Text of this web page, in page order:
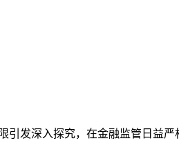
引发深入探究，在金融监管日益严